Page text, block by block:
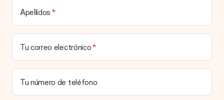
Tiempo de entrega, opciones de entrega y
costos de envío.
¿Puedo elegir una fecha de entrega?
Elegir la fecha exacta de entrega no es posible. Una vez
personalizado y completado tu pedido, recibirás una
confirmación con las fechas estimadas de entrega. Una vez
que el pedido haya sido enviado, será la empresa de
transportes la encargada de entregar el regalo.
Apellidos
Tu correo electrónico
Tu número de teléfono